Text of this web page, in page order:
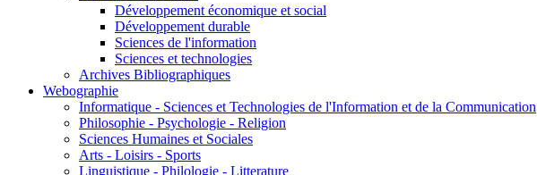
Développement économique et social
Développement durable
Sciences de l'information
Sciences et technologies
Archives Bibliographiques
Webographie
Informatique - Sciences et Technologies de l'Information et de la Communication
Philosophie - Psychologie - Religion
Sciences Humaines et Sociales
Arts - Loisirs - Sports
Linguistique - Philologie - Litterature